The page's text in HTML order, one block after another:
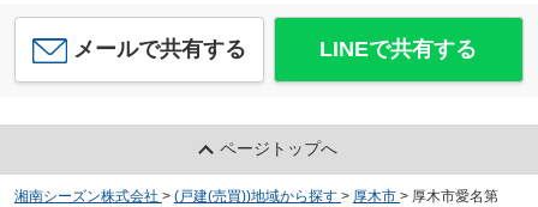
メールで共有する LINEで共有する
ページトップへ
湘南シーズン株式会社 > (戸建(売買))地域から探す > 厚木市 > 厚木市愛名第